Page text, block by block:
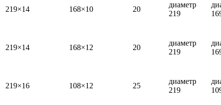
219×14 168×10 20
диаметр
219
219×14 168×12 20
диаметр
219
219×16 108×12 25
диаметр
219